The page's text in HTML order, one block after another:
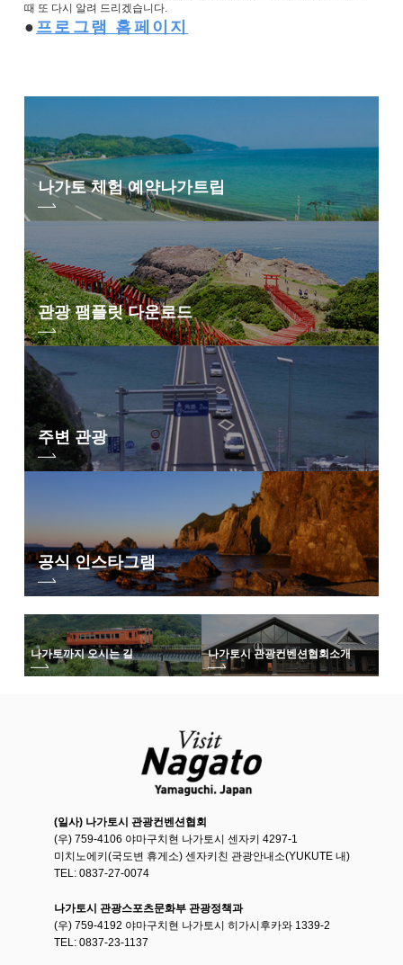
때 또 다시 알려 드리겠습니다.
프로그램 홈페이지
나가토 체험 예약나가트립
관광 팸플릿 다운로드
주변 관광
공식 인스타그램
나가토까지 오시는 길 나가토시 관광컨벤션협회소개
(일사) 나가토시 관광컨벤션협회
(우) 759-4106 야마구치현 나가토시 센자키 4297-1
미치노에키(국도변 휴게소) 센자키친 관광안내소(YUKUTE 내)
TEL: 0837-27-0074
나가토시 관광스포츠문화부 관광정책과
(우) 759-4192 야마구치현 나가토시 히가시후카와 1339-2
TEL: 0837-23-1137